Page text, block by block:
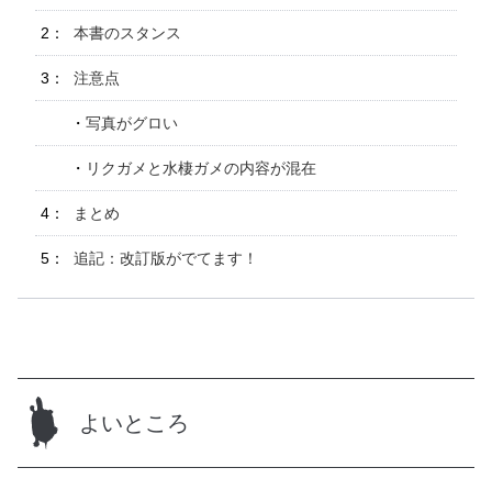
本書のスタンス
注意点
写真がグロい
リクガメと水棲ガメの内容が混在
まとめ
追記：改訂版がでてます！
よいところ